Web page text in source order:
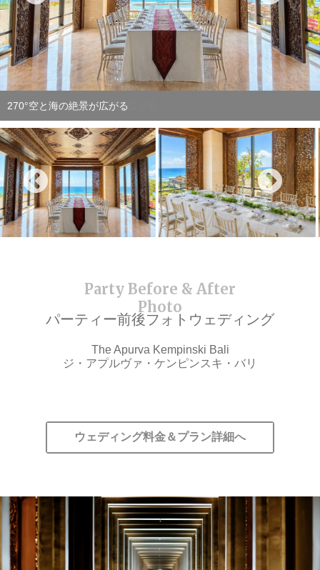
窓から絵画のような絶景が広がる
パーティー前後フォトウェディング
The Apurva Kempinski Bali
ジ・アプルヴァ・ケンピンスキ・バリ
ウェディング料金＆プラン詳細へ